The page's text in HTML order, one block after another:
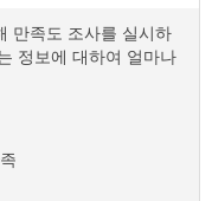
만족도 조사를 실시하
정보에 대하여 얼마나